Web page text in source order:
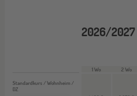
2026/2027
Standardkurs / Wohnheim /
DZ
1 Wo 2 Wo